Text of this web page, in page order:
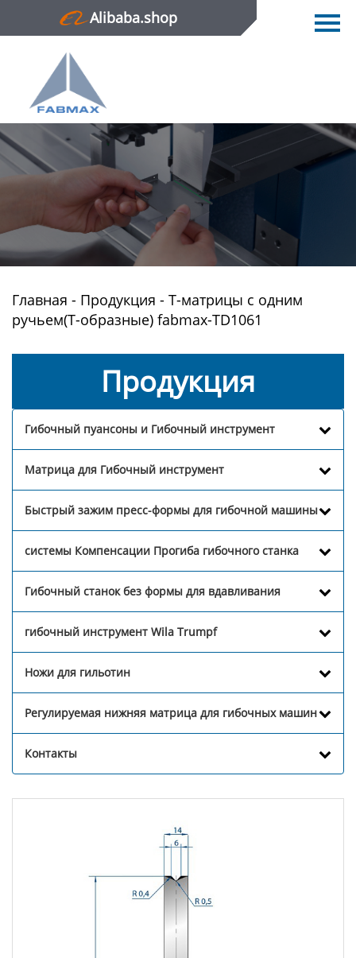
Alibaba.shop
Главная
Продукция
Новости
О нас
Контактная информация
Главная - Продукция - Т-матрицы с одним
ручьем(Т-образные) fabmax-TD1061
Продукция
Гибочный пуансоны и Гибочный инструмент
Матрица для Гибочный инструмент
Быстрый зажим пресс-формы для гибочной машины
системы Компенсации Прогиба гибочного станка
Гибочный станок без формы для вдавливания
гибочный инструмент Wila Trumpf
Ножи для гильотин
Регулируемая нижняя матрица для гибочных машин
Контакты